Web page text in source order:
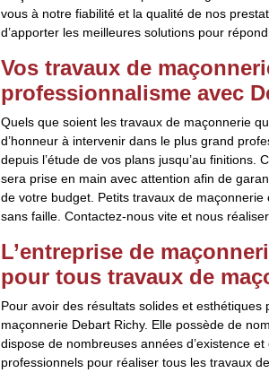
vous à notre fiabilité et la qualité de nos
d’apporter les meilleures solutions pour
Vos travaux de
professionnalisme avec
Quels que soient les travaux de maçonnerie
d’honneur à intervenir dans le plus grand
depuis l’étude de vos plans jusqu’au
sera prise en main avec attention afin de
de votre budget. Petits travaux de
sans faille. Contactez-nous vite et nous
L’entreprise de
pour tous travaux de
Pour avoir des résultats solides et
maçonnerie Debart Richy. Elle possède de
dispose de nombreuses années d’existence
professionnels pour réaliser tous les travaux